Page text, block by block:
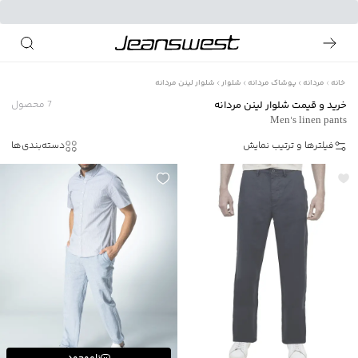
خانه مردانه پوشاک مردانه شلوار شلوار لینن مردانه
خرید و قیمت شلوار لینن مردانه 7 محصول
Men's linen pants
فیلترها و ترتیب نمایش دسته‌بندی‌ها